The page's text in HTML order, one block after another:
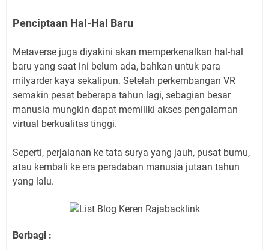
Penciptaan Hal-Hal Baru
Metaverse juga diyakini akan memperkenalkan hal-hal
baru yang saat ini belum ada, bahkan untuk para
milyarder kaya sekalipun. Setelah perkembangan VR
semakin pesat beberapa tahun lagi, sebagian besar
manusia mungkin dapat memiliki akses pengalaman
virtual berkualitas tinggi.
Seperti, perjalanan ke tata surya yang jauh, pusat bumu,
atau kembali ke era peradaban manusia jutaan tahun
yang lalu.
Berbagi :